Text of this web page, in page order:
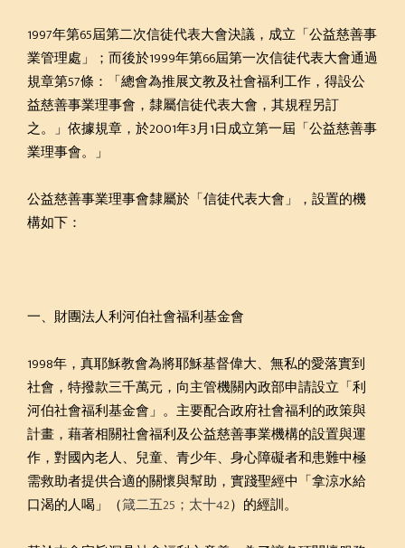
1997年第65屆第二次信徒代表大會決議，成立「公益慈善事
業管理處」；而後於1999年第66屆第一次信徒代表大會通過
規章第57條：「總會為推展文教及社會福利工作，得設公
益慈善事業理事會，隸屬信徒代表大會，其規程另訂
之。」依據規章，於2001年3月1日成立第一屆「公益慈善事
業理事會。」
公益慈善事業理事會隸屬於「信徒代表大會」，設置的機
構如下：
一、財團法人利河伯社會福利基金會
1998年，真耶穌教會為將耶穌基督偉大、無私的愛落實到
社會，特撥款三千萬元，向主管機關內政部申請設立「利
河伯社會福利基金會」。主要配合政府社會福利的政策與
計畫，藉著相關社會福利及公益慈善事業機構的設置與運
作，對國內老人、兒童、青少年、身心障礙者和患難中極
需救助者提供合適的關懷與幫助，實踐聖經中「拿涼水給
口渴的人喝」（箴二五25；太十42）的經訓。